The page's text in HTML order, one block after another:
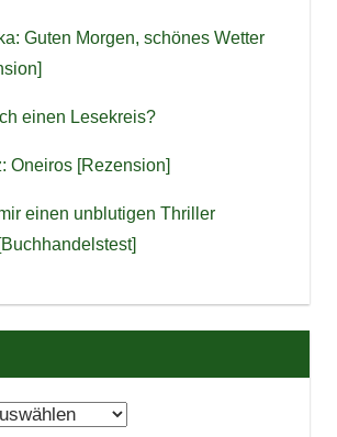
Guten Morgen, schönes Wetter
einen Lesekreis?
Oneiros [Rezension]
einen unblutigen Thriller